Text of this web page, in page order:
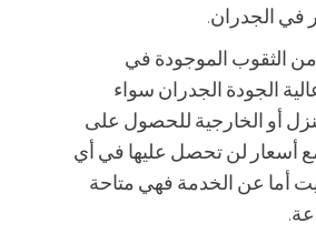
في الجدران.
الثقوب الموجودة في
الجودة الجدران سواء
أو الخارجية للحصول على
لن تحصل عليها في أي
أما عن الخدمة فهي متاحة